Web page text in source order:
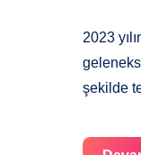
2023
şekilde